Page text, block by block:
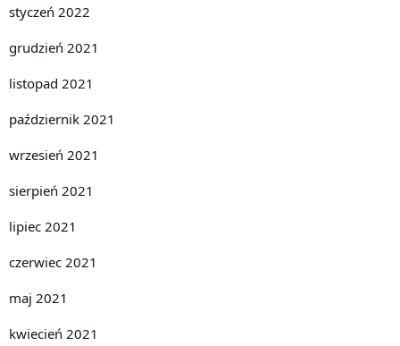
styczeń 2022
grudzień 2021
listopad 2021
październik 2021
wrzesień 2021
sierpień 2021
lipiec 2021
czerwiec 2021
maj 2021
kwiecień 2021